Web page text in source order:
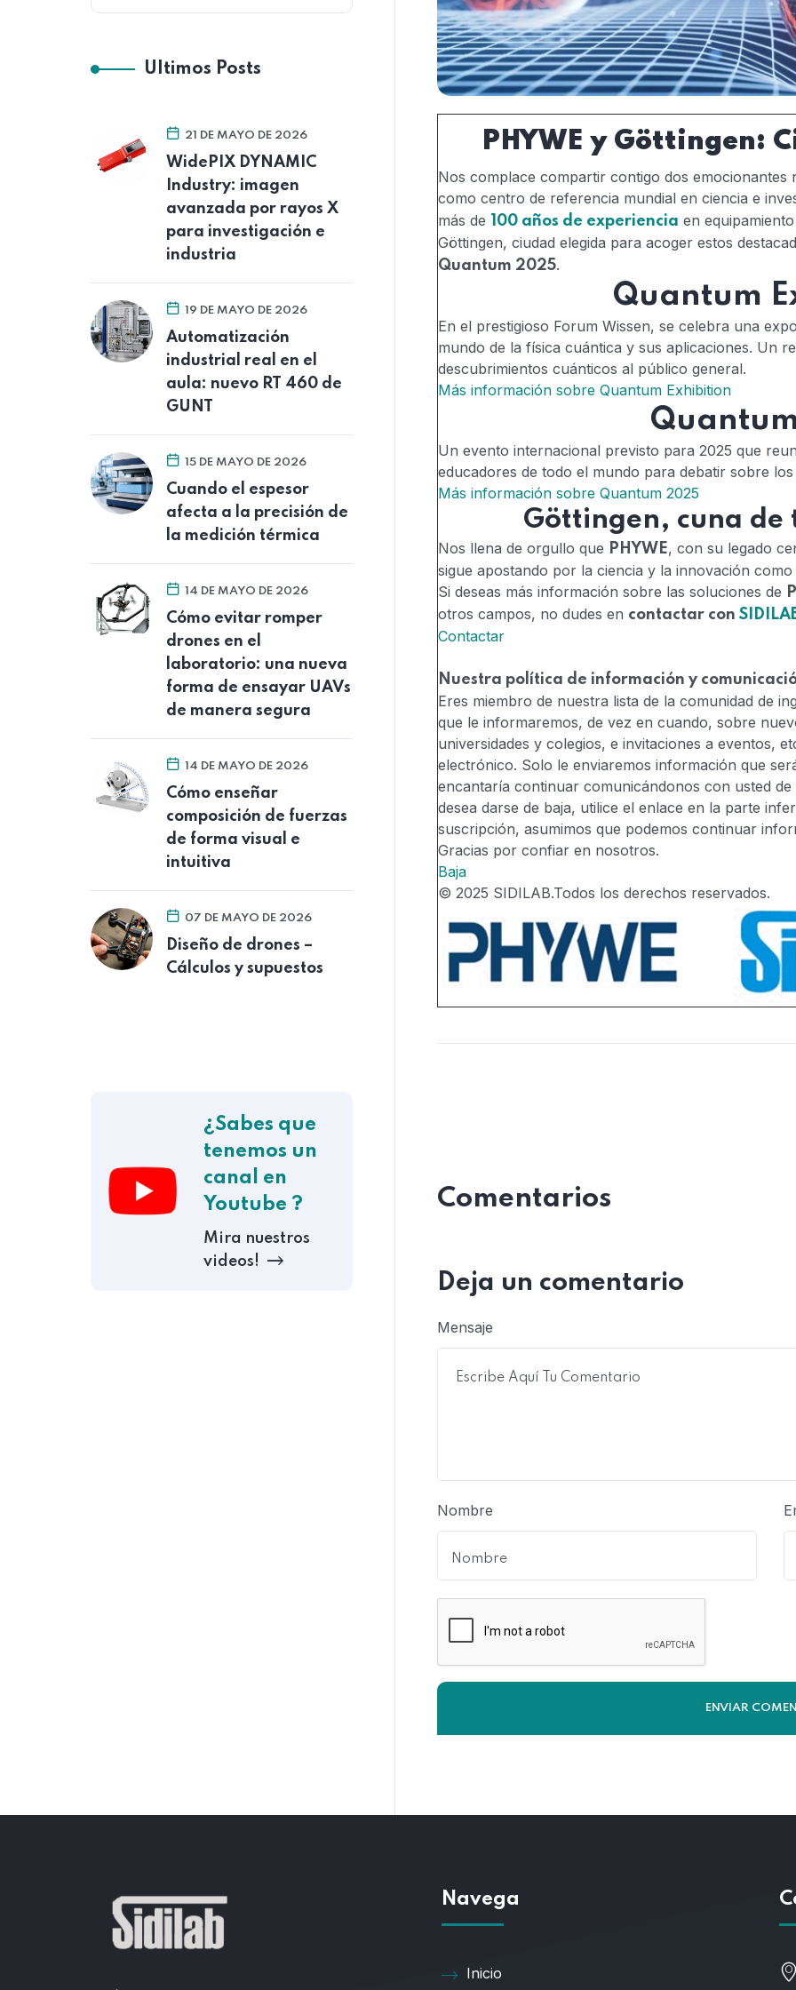
PHYWE y Göttingen:
Nos complace compartir contigo dos
como centro de referencia mundial en ciencia e
más de 100 años de experiencia en
Göttingen, ciudad elegida para acoger estos
Quantum 2025.
Quantum
En el prestigioso Forum Wissen, se celebra una
mundo de la física cuántica y sus aplicaciones. Un
descubrimientos cuánticos al público general.
Más información sobre Quantum Exhibition
Un evento internacional previsto para 2025 que
educadores de todo el mundo para debatir sobre
Más información sobre Quantum 2025
Göttingen, cuna
Nos llena de orgullo que PHYWE, con su legado
sigue apostando por la ciencia y la innovación
Si deseas más información sobre las soluciones de
otros campos, no dudes en contactar con
Contactar
Nuestra política de información y
Eres miembro de nuestra lista de la comunidad de
que le informaremos, de vez en cuando, sobre
universidades y colegios, e invitaciones a eventos,
electrónico. Solo le enviaremos información que
encantaría continuar comunicándonos con usted
desea darse de baja, utilice el enlace en la parte
suscripción, asumimos que podemos continuar
Gracias por confiar en nosotros.
Baja
© 2025 SIDILAB.Todos los derechos reservados.
Comentarios
Deja un comentario
Mensaje
Nombre
Ultimos Posts
21 DE MAYO DE 2026
WidePIX DYNAMIC
Industry: imagen
avanzada por rayos X
para investigación e
industria
19 DE MAYO DE 2026
Automatización
industrial real en el
aula: nuevo RT 460 de
GUNT
15 DE MAYO DE 2026
Cuando el espesor
afecta a la precisión de
la medición térmica
14 DE MAYO DE 2026
Cómo evitar romper
drones en el
laboratorio: una nueva
forma de ensayar UAVs
de manera segura
14 DE MAYO DE 2026
Cómo enseñar
composición de fuerzas
de forma visual e
intuitiva
07 DE MAYO DE 2026
Diseño de drones –
Cálculos y supuestos
¿Sabes que
tenemos un
canal en
Youtube ?
Mira nuestros
videos!
Navega
Inicio